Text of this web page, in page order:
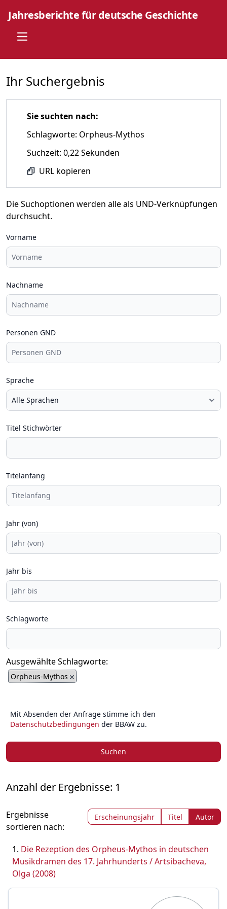
Jahresberichte für deutsche Geschichte
Open main menu
Ihr Suchergebnis
Sie suchten nach:
Schlagworte: Orpheus-Mythos
Suchzeit: 0,22 Sekunden
URL kopieren
Die Suchoptionen werden alle als UND-Verknüpfungen
durchsucht.
Vorname
Nachname
Personen GND
Sprache
Titel Stichwörter
Titelanfang
Jahr (von)
Jahr bis
Schlagworte
Ausgewählte Schlagworte:
Orpheus-Mythos
Mit Absenden der Anfrage stimme ich den
Datenschutzbedingungen der BBAW zu.
Suchen
Anzahl der Ergebnisse: 1
Ergebnisse
sortieren nach:
Erscheinungsjahr Titel Autor
Die Rezeption des Orpheus-Mythos in deutschen
Musikdramen des 17. Jahrhunderts / Artsibacheva,
Olga (2008)